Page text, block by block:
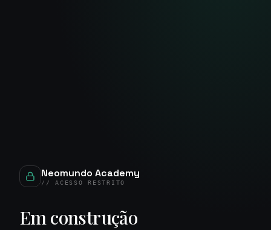
Neomundo Academy
// ACESSO RESTRITO
Em construção